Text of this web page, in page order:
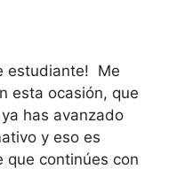
estudiante! Me
esta ocasión, que
has avanzado
y eso es
que continúes con